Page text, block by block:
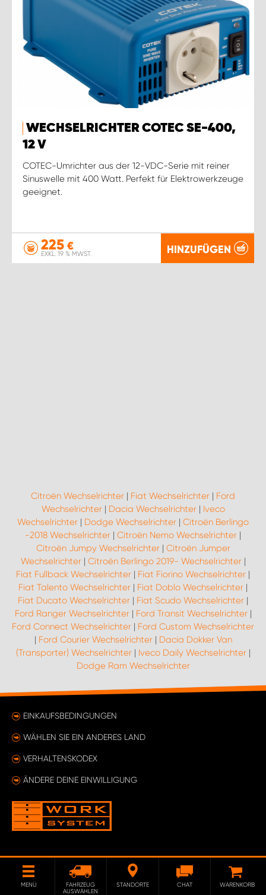
WECHSELRICHTER COTEC SE-400,
12 V
COTEC-Umrichter aus der 12-VDC-Serie mit reiner
Sinuswelle mit 400 Watt. Perfekt für Elektrowerkzeuge
geeignet.
225 €
EXKL. 19 % MWST. HINZUFÜGEN
Citroën Wechselrichter | Fiat Wechselrichter | Ford
Wechselrichter| Dacia Wechselrichter| Iveco
Wechselrichter | Dodge Wechselrichter | Citroën Berlingo
-2018 Wechselrichter | Citroën Nemo Wechselrichter |
Citroën Jumpy Wechselrichter| Citroën Jumper
Wechselrichter| Citroën Berlingo 2019- Wechselrichter|
Fiat Fullback Wechselrichter | Fiat Fiorino Wechselrichter |
Fiat Talento Wechselrichter | Fiat Doblo Wechselrichter |
Fiat Ducato Wechselrichter | Fiat Scudo Wechselrichter |
Ford Ranger Wechselrichter| Ford Transit Wechselrichter|
Ford Connect Wechselrichter | Ford Custom Wechselrichter
| Ford Courier Wechselrichter| Dacia Dokker Van
(Transporter) Wechselrichter| Iveco Daily Wechselrichter|
Dodge Ram Wechselrichter
EINKAUFSBEDINGUNGEN
WÄHLEN SIE EIN ANDERES LAND
VERHALTENSKODEX
ÄNDERE DEINE EINWILLIGUNG
MENÜ
FAHRZEUG
AUSWÄHLEN
STANDORTE CHAT WARENKORB